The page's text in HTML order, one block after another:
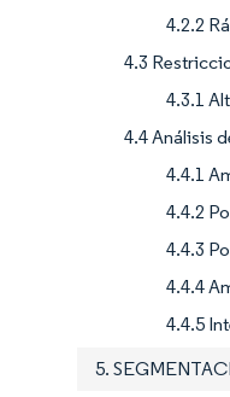
4.2.2
4.3
4.3.1
4.4 Análisis
4.4.1
4.4.2
4.4.3
4.4.4
4.4.5
5.